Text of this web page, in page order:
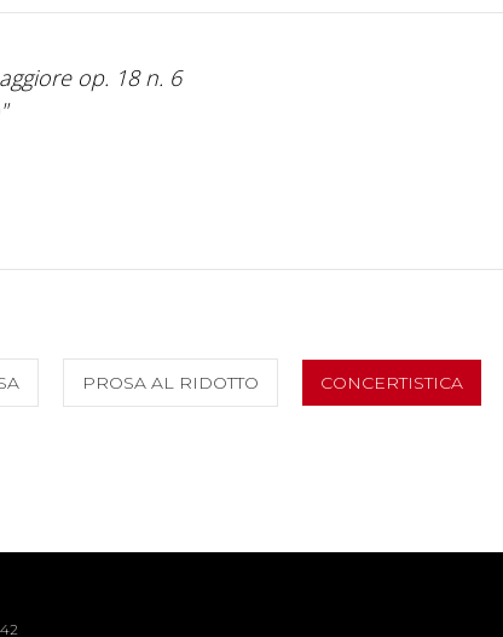
op. 18 n. 6
PROSA AL RIDOTTO CONCERTISTICA